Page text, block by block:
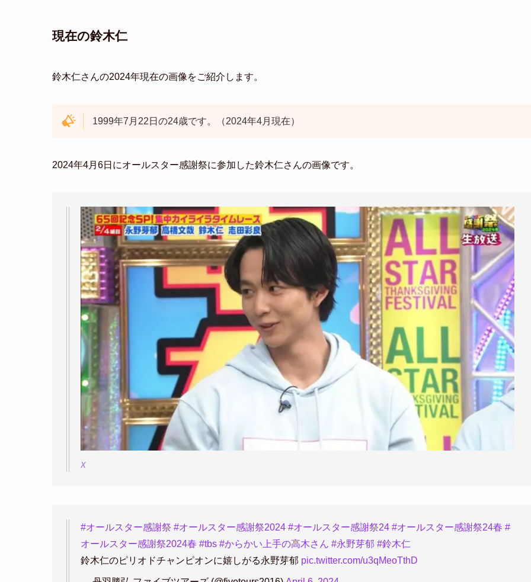
現在の鈴木仁
鈴木仁さんの2024年現在の画像をご紹介します。
1999年7月22日の24歳です。（2024年4月現在）
2024年4月6日にオールスター感謝祭に参加した鈴木仁さんの画像です。
X
#オールスター感謝祭 #オールスター感謝祭2024 #オールスター感謝祭24 #オールスター感謝祭24春 #
オールスター感謝祭2024春 #tbs #からかい上手の高木さん #永野芽郁 #鈴木仁
鈴木仁のピリオドチャンピオンに嬉しがる永野芽郁 pic.twitter.com/u3qMeoTthD